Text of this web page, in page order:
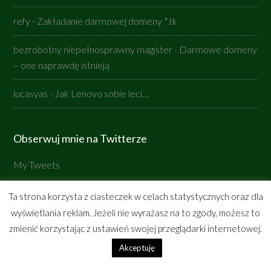
refy - Zakładanie darmowej domeny *.tk
bezrobotny niepełnosprawny magister - Darmowe domeny
– one naprawdę istnieją
lucasyas - Jak Lenovo sobie leci…
Obserwuj mnie na Twitterze
My Tweets
Copyright © 2026 ·ljasinskipl-genesisonGenesis
Framework·WordPress·Zaloguj się
Ta strona korzysta z ciasteczek w celach statystycznych oraz dla
wyświetlania reklam. Jeżeli nie wyrażasz na to zgody, możesz to
zmienić korzystając z ustawień swojej przeglądarki internetowej.
Akceptuję